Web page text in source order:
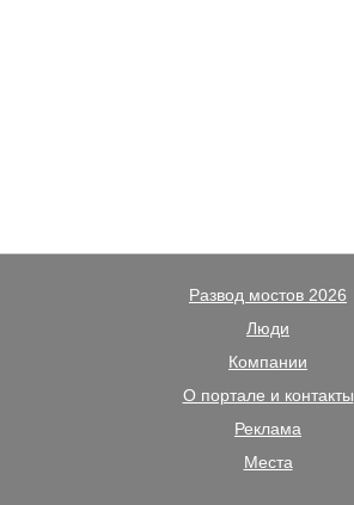
Развод мостов 2026
Люди
Компании
О портале и контакты
Реклама
Места